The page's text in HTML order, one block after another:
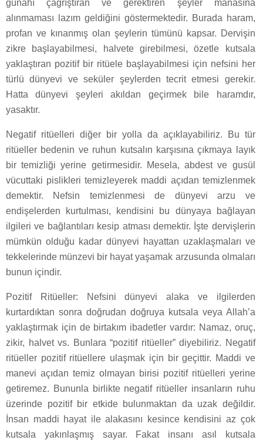
günahı çağrıştıran ve gerektiren şeyler manasına
alınmaması lazım geldiğini göstermektedir. Burada haram,
profan ve kınanmış olan şeylerin tümünü kapsar. Dervişin
zikre başlayabilmesi, halvete girebilmesi, özetle kutsala
yaklaştıran pozitif bir ritüele başlayabilmesi için nefsini her
türlü dünyevi ve seküler şeylerden tecrit etmesi gerekir.
Hatta dünyevi şeyleri akıldan geçirmek bile haramdır,
yasaktır.
Negatif ritüelleri diğer bir yolla da açıklayabiliriz. Bu tür
ritüeller bedenin ve ruhun kutsalın karşısına çıkmaya layık
bir temizliği yerine getirmesidir. Mesela, abdest ve gusül
vücuttaki pislikleri temizleyerek maddi açıdan temizlenmek
demektir. Nefsin temizlenmesi de dünyevi arzu ve
endişelerden kurtulması, kendisini bu dünyaya bağlayan
ilgileri ve bağlantıları kesip atması demektir. İşte dervişlerin
mümkün olduğu kadar dünyevi hayattan uzaklaşmaları ve
tekkelerinde münzevi bir hayat yaşamak arzusunda olmaları
bunun içindir.
Pozitif Ritüeller: Nefsini dünyevi alaka ve ilgilerden
kurtardıktan sonra doğrudan doğruya kutsala veya Allah’a
yaklaştırmak için de birtakım ibadetler vardır: Namaz, oruç,
zikir, halvet vs. Bunlara “pozitif ritüeller” diyebiliriz. Negatif
ritüeller pozitif ritüellere ulaşmak için bir geçittir. Maddi ve
manevi açıdan temiz olmayan birisi pozitif ritüelleri yerine
getiremez. Bununla birlikte negatif ritüeller insanların ruhu
üzerinde pozitif bir etkide bulunmaktan da uzak değildir.
İnsan maddi hayat ile alakasını kesince kendisini az çok
kutsala yakınlaşmış sayar. Fakat insanı asıl kutsala